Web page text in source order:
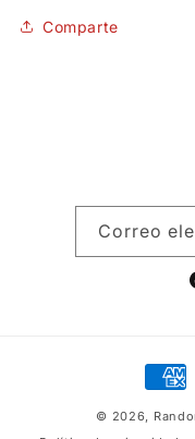
Comparte
Correo
de
pago
© 2026,